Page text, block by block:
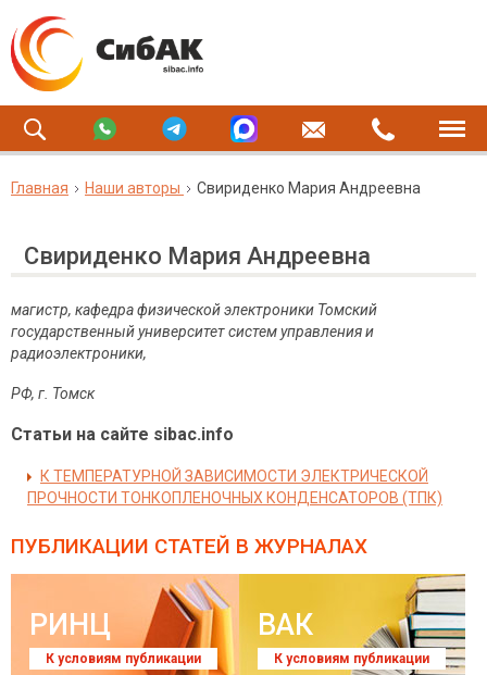
Главная Наши авторы Свириденко Мария Андреевна
Свириденко Мария Андреевна
магистр, кафедра физической электроники Томский
государственный университет систем управления и
радиоэлектроники,
РФ, г Томск
Статьи на сайте sibac.info
К ТЕМПЕРАТУРНОЙ ЗАВИСИМОСТИ ЭЛЕКТРИЧЕСКОЙ
ПРОЧНОСТИ ТОНКОПЛЕНОЧНЫХ КОНДЕНСАТОРОВ (ТПК)
ПУБЛИКАЦИИ СТАТЕЙ В ЖУРНАЛАХ
РИНЦ
К условиям публикации
ВАК
К условиям публикации